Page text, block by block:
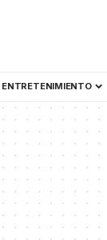
ENTRETENIMIENTO